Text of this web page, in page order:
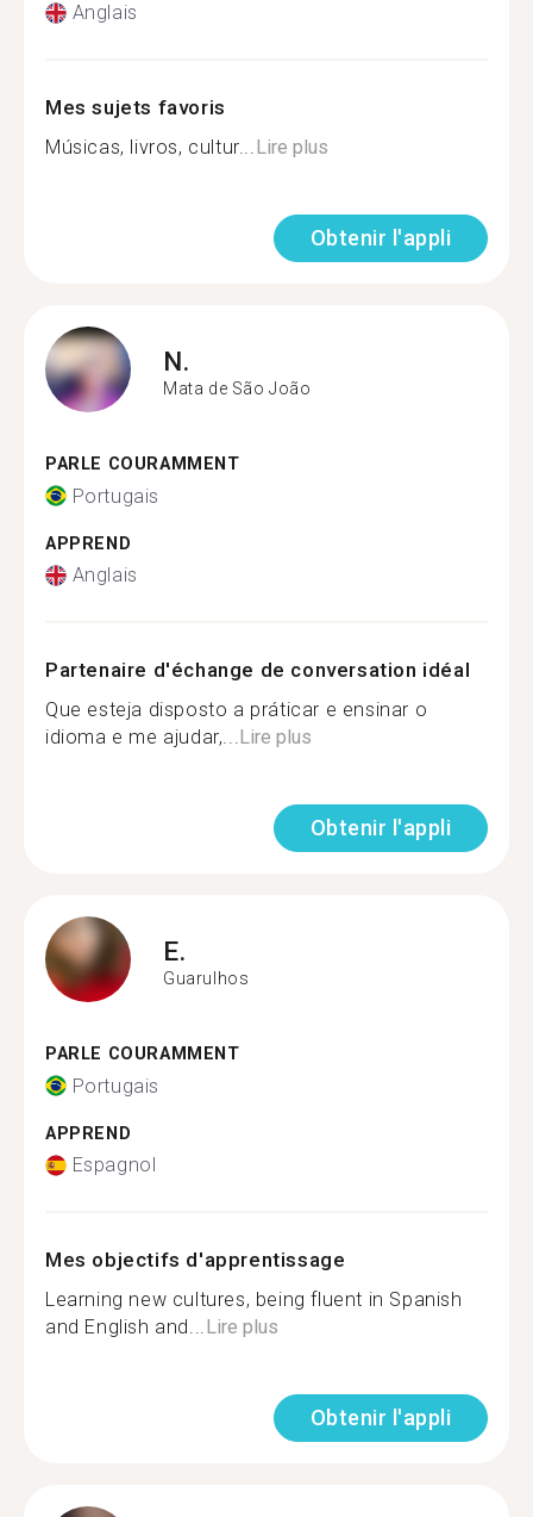
Anglais
Mes sujets favoris
Músicas, livros, cultur...Lire plus
Obtenir l'appli
N.
Mata de São João
PARLE COURAMMENT
Portugais
APPREND
Anglais
Partenaire d'échange de conversation idéal
Que esteja disposto a práticar e ensinar o
idioma e me ajudar,...Lire plus
Obtenir l'appli
E.
Guarulhos
PARLE COURAMMENT
Portugais
APPREND
Espagnol
Mes objectifs d'apprentissage
Learning new cultures, being fluent in Spanish
and English and...Lire plus
Obtenir l'appli